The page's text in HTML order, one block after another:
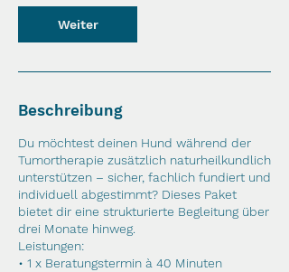
Weiter
Beschreibung
Du möchtest deinen Hund während der
Tumortherapie zusätzlich naturheilkundlich
unterstützen – sicher, fachlich fundiert und
individuell abgestimmt? Dieses Paket
bietet dir eine strukturierte Begleitung über
drei Monate hinweg.
Leistungen:
• 1 x Beratungstermin à 40 Minuten